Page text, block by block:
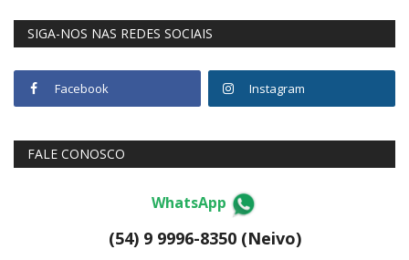
SIGA-NOS NAS REDES SOCIAIS
Facebook Instagram
FALE CONOSCO
WhatsApp
(54) 9 9996-8350 (Neivo)